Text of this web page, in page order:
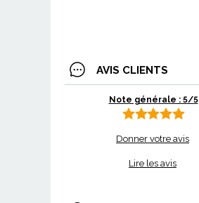
AVIS CLIENTS
Note générale : 5/5
Donner votre avis
Lire les avis